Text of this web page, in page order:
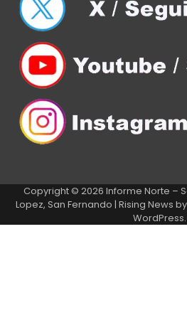
Copyright © 2026 Informe Norte –
Lopez, San Fernando | Rising News by
WordPress.